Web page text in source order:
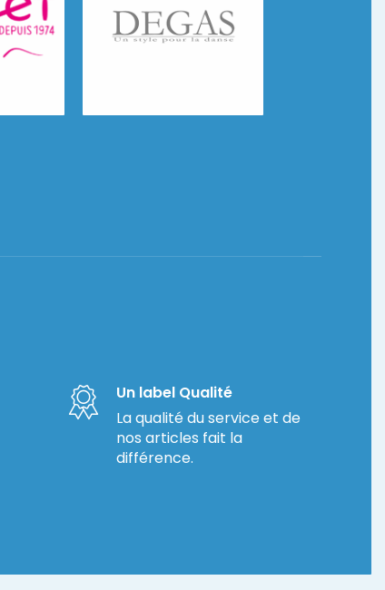
Un label Qualité
La qualité du service et de
nos articles fait la
différence.